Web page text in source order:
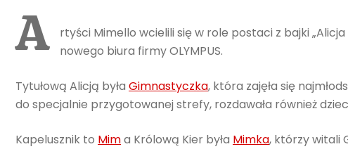
A
rtyści Mimello wcielili się w role postaci z bajki
nowego biura firmy OLYMPUS.
Tytułową Alicją była Gimnastyczka, która zajęła się
do specjalnie przygotowanej strefy, rozdawała również
Kapelusznik to Mima Królową Kier była Mimka, którzy witali